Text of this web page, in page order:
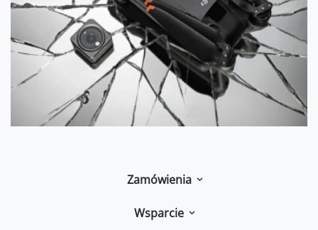
Zamówienia
Wsparcie